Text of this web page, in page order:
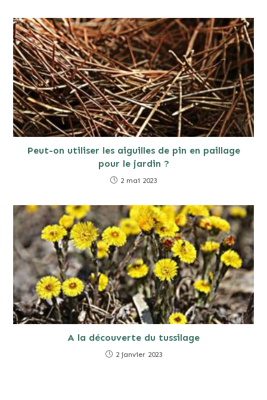
Peut-on utiliser les aiguilles de pin en paillage
pour le jardin ?
2 mai 2023
A la découverte du tussilage
2 janvier 2023